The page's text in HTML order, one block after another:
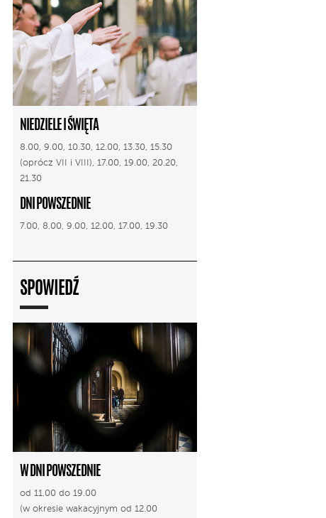
NIEDZIELE I ŚWIĘTA
8.00, 9.00, 10.30, 12.00, 13.30, 15.30
(oprócz VII i VIII), 17.00, 19.00, 20.20,
21.30
DNI POWSZEDNIE
7.00, 8.00, 9.00, 12.00, 17.00, 19.30
SPOWIEDŹ
W DNI POWSZEDNIE
od 11.00 do 19.00
(w okresie wakacyjnym od 12.00